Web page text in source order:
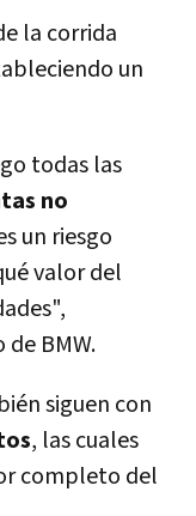
la corrida
un
todas las
no
un riesgo
valor del
BMW.
siguen con
, las cuales
completo del